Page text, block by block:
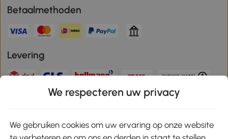
Betaalmethoden
Levering
We respecteren uw privacy
We gebruiken cookies om uw ervaring op onze website